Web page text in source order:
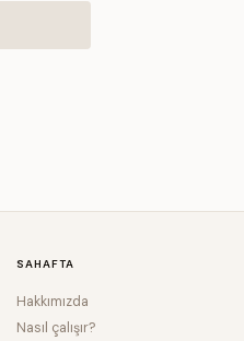
SAHAFTA
Hakkımızda
Nasıl çalışır?